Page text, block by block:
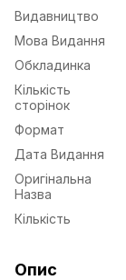
Видавництво
Мова Видання
Обкладинка
Кількість
сторінок
Формат
Дата Видання
Оригінальна
Назва
Кількість
Опис